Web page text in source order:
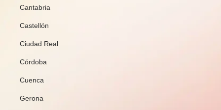
Cantabria
Castellón
Ciudad Real
Córdoba
Cuenca
Gerona